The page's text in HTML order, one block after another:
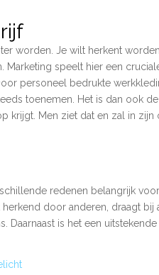
worden. Je wilt herkent
Marketing speelt hier een
personeel bedrukte
toenemen. Het is dan ook
krijgt. Men ziet dat en zal in zijn
redenen belangrijk
door anderen, draagt
Daarnaast is het een